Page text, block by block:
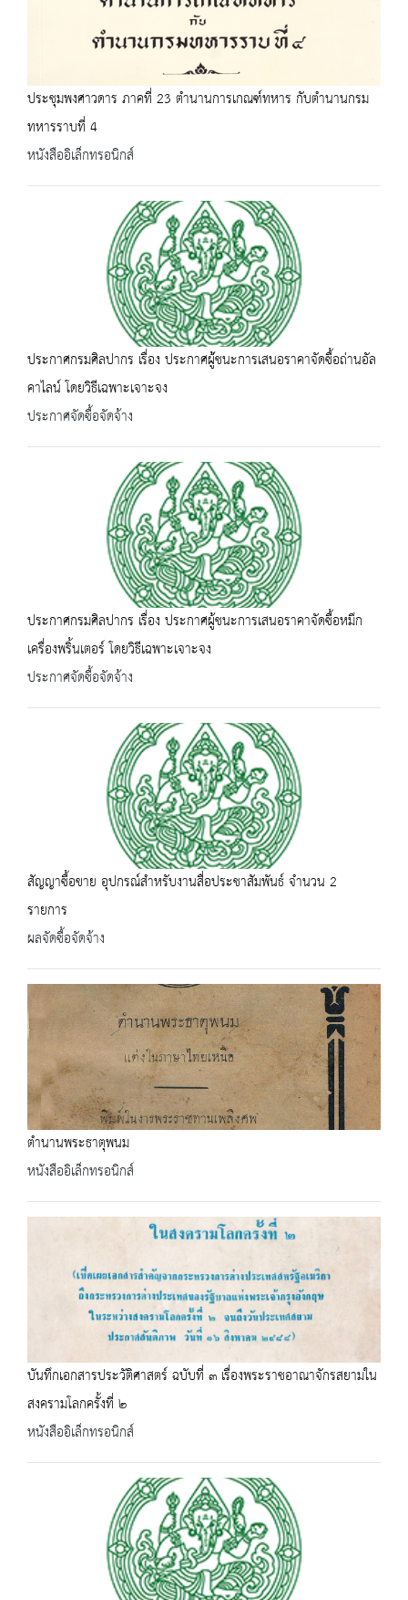
ประชุมพงศาวดาร ภาคที่ 23 ตำนานการเกณฑ์ทหาร กับตำนานกรม
ทหารราบที่ 4
หนังสืออิเล็กทรอนิกส์
ประกาศกรมศิลปากร เรื่อง ประกาศผู่้ชนะการเสนอราคาจัดซื้อถ่านอัล
คาไลน์ โดยวิธีเฉพาะเจาะจง
ประกาศจัดซื้อจัดจ้าง
ประกาศกรมศิลปากร เรื่อง ประกาศผู้ชนะการเสนอราคาจัดซื้อหมึก
เครื่องพริ้นเตอร์ โดยวิธีเฉพาะเจาะจง
ประกาศจัดซื้อจัดจ้าง
สัญญาซื้อขาย อุปกรณ์สำหรับงานสื่อประชาสัมพันธ์ จำนวน 2
รายการ
ผลจัดซื้อจัดจ้าง
ตำนานพระธาตุพนม
หนังสืออิเล็กทรอนิกส์
บันทึกเอกสารประวัติศาสตร์ ฉบับที่ ๓ เรื่องพระราชอาณาจักรสยามใน
สงครามโลกครั้งที่ ๒
หนังสืออิเล็กทรอนิกส์